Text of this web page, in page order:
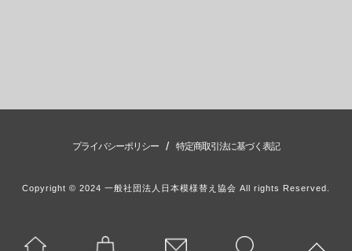
プライバシーポリシー / 特定商取引法に基づく表記
Copyright © 2024 一般社団法人日本模様替え協会 All rights Reserved.